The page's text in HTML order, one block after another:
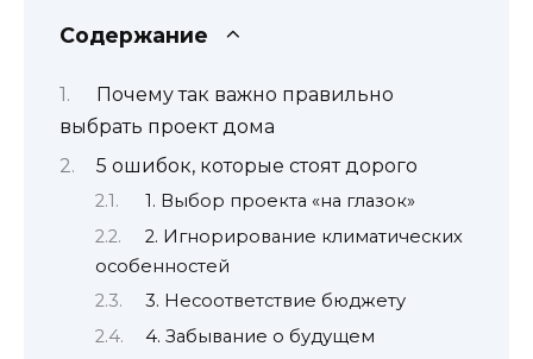
Содержание
Почему так важно правильно
выбрать проект дома
5 ошибок, которые стоят дорого
1. Выбор проекта «на глазок»
2. Игнорирование климатических
особенностей
3. Несоответствие бюджету
4. Забывание о будущем